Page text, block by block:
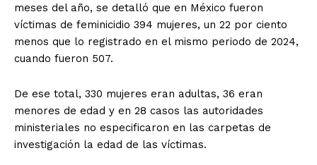
meses del año, se detalló que en México fueron
víctimas de feminicidio 394 mujeres, un 22 por ciento
menos que lo registrado en el mismo periodo de 2024,
cuando fueron 507.
De ese total, 330 mujeres eran adultas, 36 eran
menores de edad y en 28 casos las autoridades
ministeriales no especificaron en las carpetas de
investigación la edad de las víctimas.